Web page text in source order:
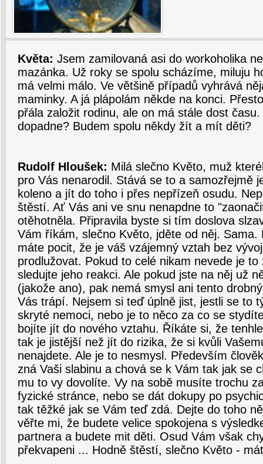
Květa: Jsem zamilovaná asi do workoholika
mazánka. Už roky se spolu scházíme, miluju
má velmi málo. Ve většině případů vyhrává
maminky. A já plápolám někde na konci.
přála založit rodinu, ale on má stále dost
dopadne? Budem spolu někdy žít a mít děti?
Rudolf Hloušek: Milá slečno Květo, muž
pro Vás nenarodil. Stává se to a samozřejmě
koleno a jít do toho i přes nepřízeň osudu.
štěstí. Ať Vás ani ve snu nenapdne to
otěhotněla. Připravila byste si tím doslova
Vám říkám, slečno Květo, jděte od něj. Sama.
máte pocit, že je váš vzájemný vztah bez
prodlužovat. Pokud to celé nikam nevede je
sledujte jeho reakci. Ale pokud jste na něj už
(jakože ano), pak nemá smysl ani tento
Vás trápí. Nejsem si teď úplně jist, jestli se to
skryté nemoci, nebo je to něco za co se
bojíte jít do nového vztahu. Říkáte si, že
tak je jistější než jít do rizika, že si kvůli
nenajdete. Ale je to nesmysl. Především
zná Vaši slabinu a chová se k Vám tak jak se
mu to vy dovolíte. Vy na sobě musíte trochu
fyzické stránce, nebo se dát dokupy po
tak těžké jak se Vám teď zdá. Dejte do toho
věřte mi, že budete velice spokojena s
partnera a budete mit děti. Osud Vám však
překvapeni ... Hodně štěstí, slečno Květo -